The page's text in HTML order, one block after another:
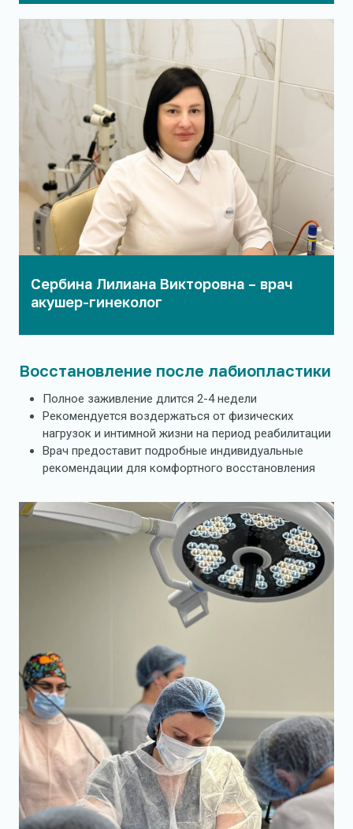
Сербина Лилиана Викторовна – врач
акушер-гинеколог
Восстановление после лабиопластики
Полное заживление длится 2-4 недели
Рекомендуется воздержаться от физических
нагрузок и интимной жизни на период реабилитации
Врач предоставит подробные индивидуальные
рекомендации для комфортного восстановления